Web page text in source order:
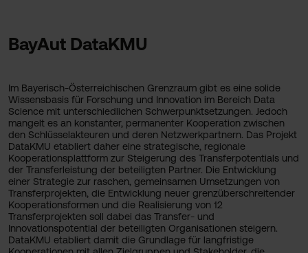
BayAut DataKMU
Im Bayerisch-Österreichischen Grenzraum gibt es eine solide
Wissensbasis für Forschung und Innovation im Bereich Data
Science mit unterschiedlichen Schwerpunktsetzungen. Jedoch
mangelt es an konstanter, permanenter Kooperation zwischen
den Schlüsselakteuren und deren Netzwerkpartnern. Das Projekt
DataKMU etabliert daher eine strategische, regionale
Kooperationsplattform zur Steigerung des Transferpotentials und
der Transferleistung der beteiligten Partner. Die Entwicklung
einer Strategie zur raschen, gemeinsamen Umsetzungen von
Transferprojekten, die Entwicklung neuer grenzüberschreitender
Kooperationsformen und die Realisierung von 12
Transferprojekten soll dabei das Transfer- und
Innovationspotential der beteiligten Organisationen steigern.
DataKMU etabliert damit die Grundlage für langfristige